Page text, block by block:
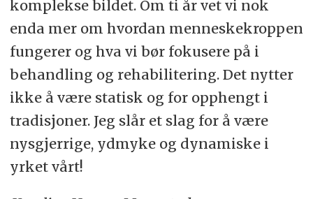
komplekse bildet. Om ti år vet vi nok
enda mer om hvordan menneskekroppen
fungerer og hva vi bør fokusere på i
behandling og rehabilitering. Det nytter
ikke å være statisk og for opphengt i
tradisjoner. Jeg slår et slag for å være
nysgjerrige, ydmyke og dynamiske i
yrket vårt!